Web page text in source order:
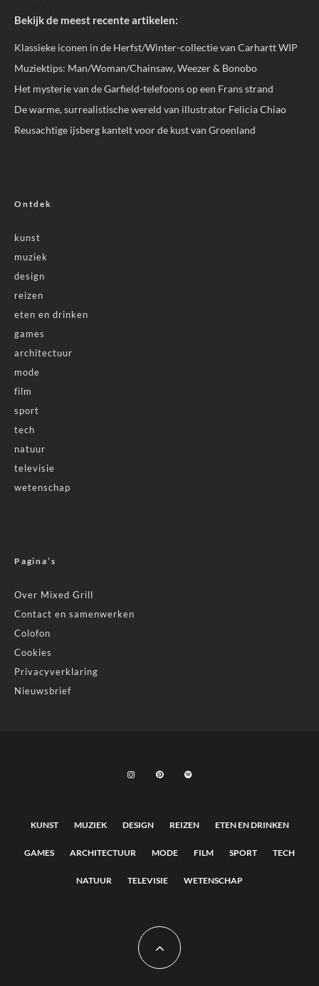
Bekijk de meest recente artikelen:
Klassieke iconen in de Herfst/Winter-collectie van Carhartt WIP
Muziektips: Man/Woman/Chainsaw, Weezer & Bonobo
Het mysterie van de Garfield-telefoons op een Frans strand
De warme, surrealistische wereld van illustrator Felicia Chiao
Reusachtige ijsberg kantelt voor de kust van Groenland
Ontdek
kunst
muziek
design
reizen
eten en drinken
games
architectuur
mode
film
sport
tech
natuur
televisie
wetenschap
Pagina’s
Over Mixed Grill
Contact en samenwerken
Colofon
Cookies
Privacyverklaring
Nieuwsbrief
KUNST MUZIEK DESIGN REIZEN ETEN EN DRINKEN
GAMES ARCHITECTUUR MODE FILM SPORT TECH
NATUUR TELEVISIE WETENSCHAP